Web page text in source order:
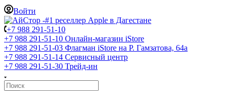
Войти
+7 988 291-51-10
+7 988 291-51-10 Онлайн-магазин iStore
+7 988 291-51-03 Флагман iStore на Р. Гамзатова, 64а
+7 988 291-51-14 Сервисный центр
+7 988 291-51-30 Трейд-ин